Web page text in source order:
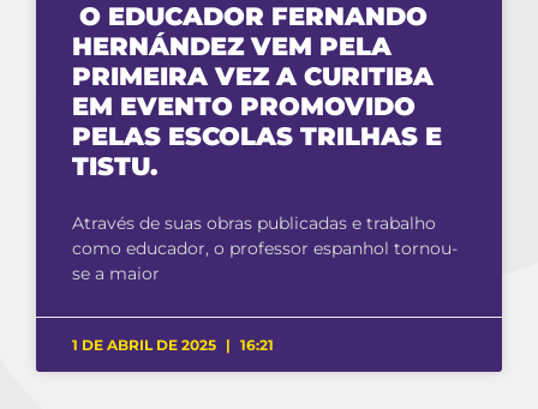
O EDUCADOR FERNANDO
HERNÁNDEZ VEM PELA
PRIMEIRA VEZ A CURITIBA
EM EVENTO PROMOVIDO
PELAS ESCOLAS TRILHAS E
TISTU.
Através de suas obras publicadas e trabalho
como educador, o professor espanhol tornou-
se a maior
1 DE ABRIL DE 2025 16:21